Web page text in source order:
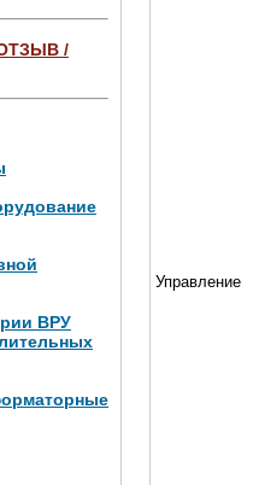
/
ВРУ
4 МВт,
кВт (4
Управление